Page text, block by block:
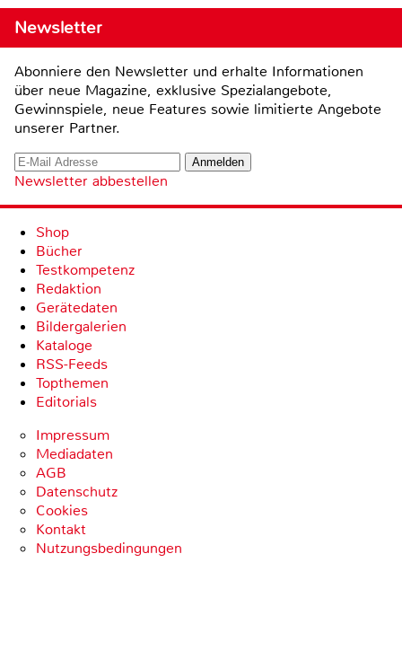
Newsletter
Abonniere den Newsletter und erhalte Informationen
über neue Magazine, exklusive Spezialangebote,
Gewinnspiele, neue Features sowie limitierte Angebote
unserer Partner.
Newsletter abbestellen
Shop
Bücher
Testkompetenz
Redaktion
Gerätedaten
Bildergalerien
Kataloge
RSS-Feeds
Topthemen
Editorials
Impressum
Mediadaten
AGB
Datenschutz
Cookies
Kontakt
Nutzungsbedingungen